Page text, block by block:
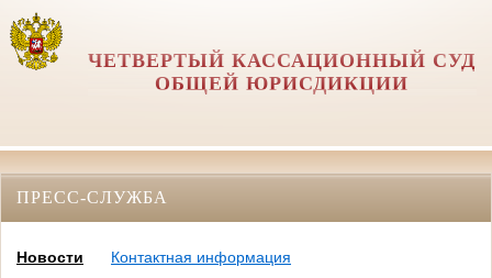
ЧЕТВЕРТЫЙ КАССАЦИОННЫЙ СУД
ОБЩЕЙ ЮРИСДИКЦИИ
ПРЕСС-СЛУЖБА
Новости
Контактная информация